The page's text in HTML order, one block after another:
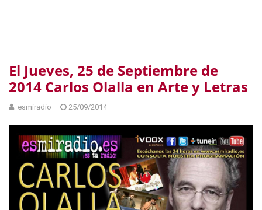
El Jueves, 25 de Septiembre de
2014 Carlos Olalla en Arte y Letras
esmiradio 25/09/2014